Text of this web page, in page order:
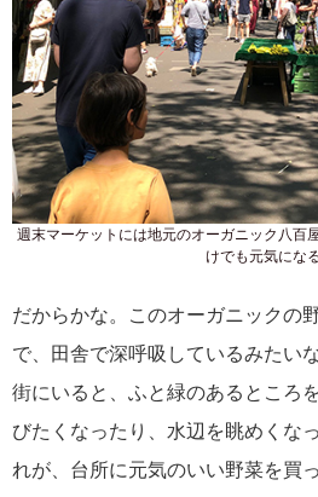
週末マーケットには地元のオーガニック八百
けでも元気にな
だからかな。このオーガニックの
で、田舎で深呼吸しているみたい
街にいると、ふと緑のあるところ
びたくなったり、水辺を眺めく
れが、台所に元気のいい野菜を買